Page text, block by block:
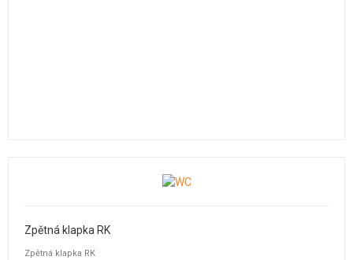
Zpětná klapka RK
Zpětná klapka RK